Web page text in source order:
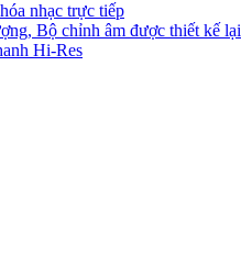
nhạc trực tiếp
Bộ chỉnh âm được thiết kế lại
Hi-Res